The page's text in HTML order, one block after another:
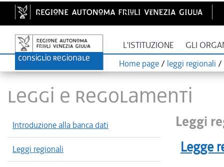
L'ISTITUZIONE GLI
Home page / leggi regionali /
LEGGI E REGOLAMENTI
Introduzione alla banca dati
Leggi regionali
Leggi
Legge